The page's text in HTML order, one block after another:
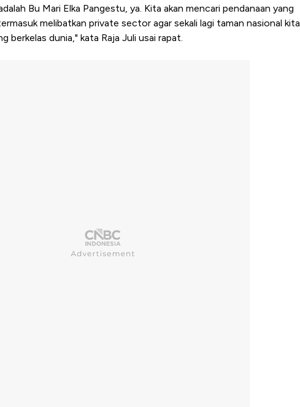
Bu Mari Elka Pangestu, ya. Kita akan mencari pendanaan yang
melibatkan private sector agar sekali lagi taman nasional kita
berkelas dunia," kata Raja Juli usai rapat.